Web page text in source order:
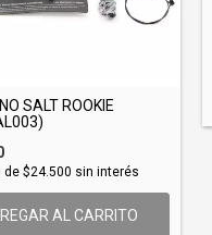
SALT ROOKIE
de $24.500 sin interés
AL CARRITO